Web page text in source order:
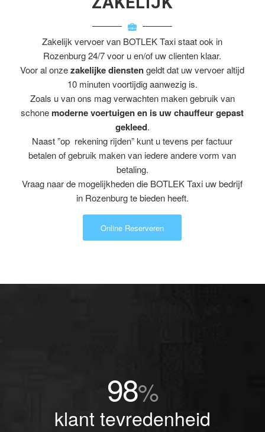
Zakelijk vervoer van BOTLEK Taxi staat ook in
Rozenburg 24/7 voor u en/of uw clienten klaar.
Voor al onzezakelijke dienstengeldt dat uw vervoer altijd
10 minuten voortijdig aanwezig is.
Zoals u van ons mag verwachten maken gebruik van
schone moderne voertuigen en is uw chauffeur gepast
gekleed.
Naast ”op rekening rijden” kunt u tevens per factuur
betalen of gebruik maken van iedere andere vorm van
betaling.
Vraag naar de mogelijkheden die BOTLEK Taxi uw bedrijf
in Rozenburg te bieden heeft.
Online Reserveren
98%
klant tevredenheid